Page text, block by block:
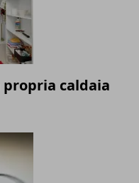
propria caldaia